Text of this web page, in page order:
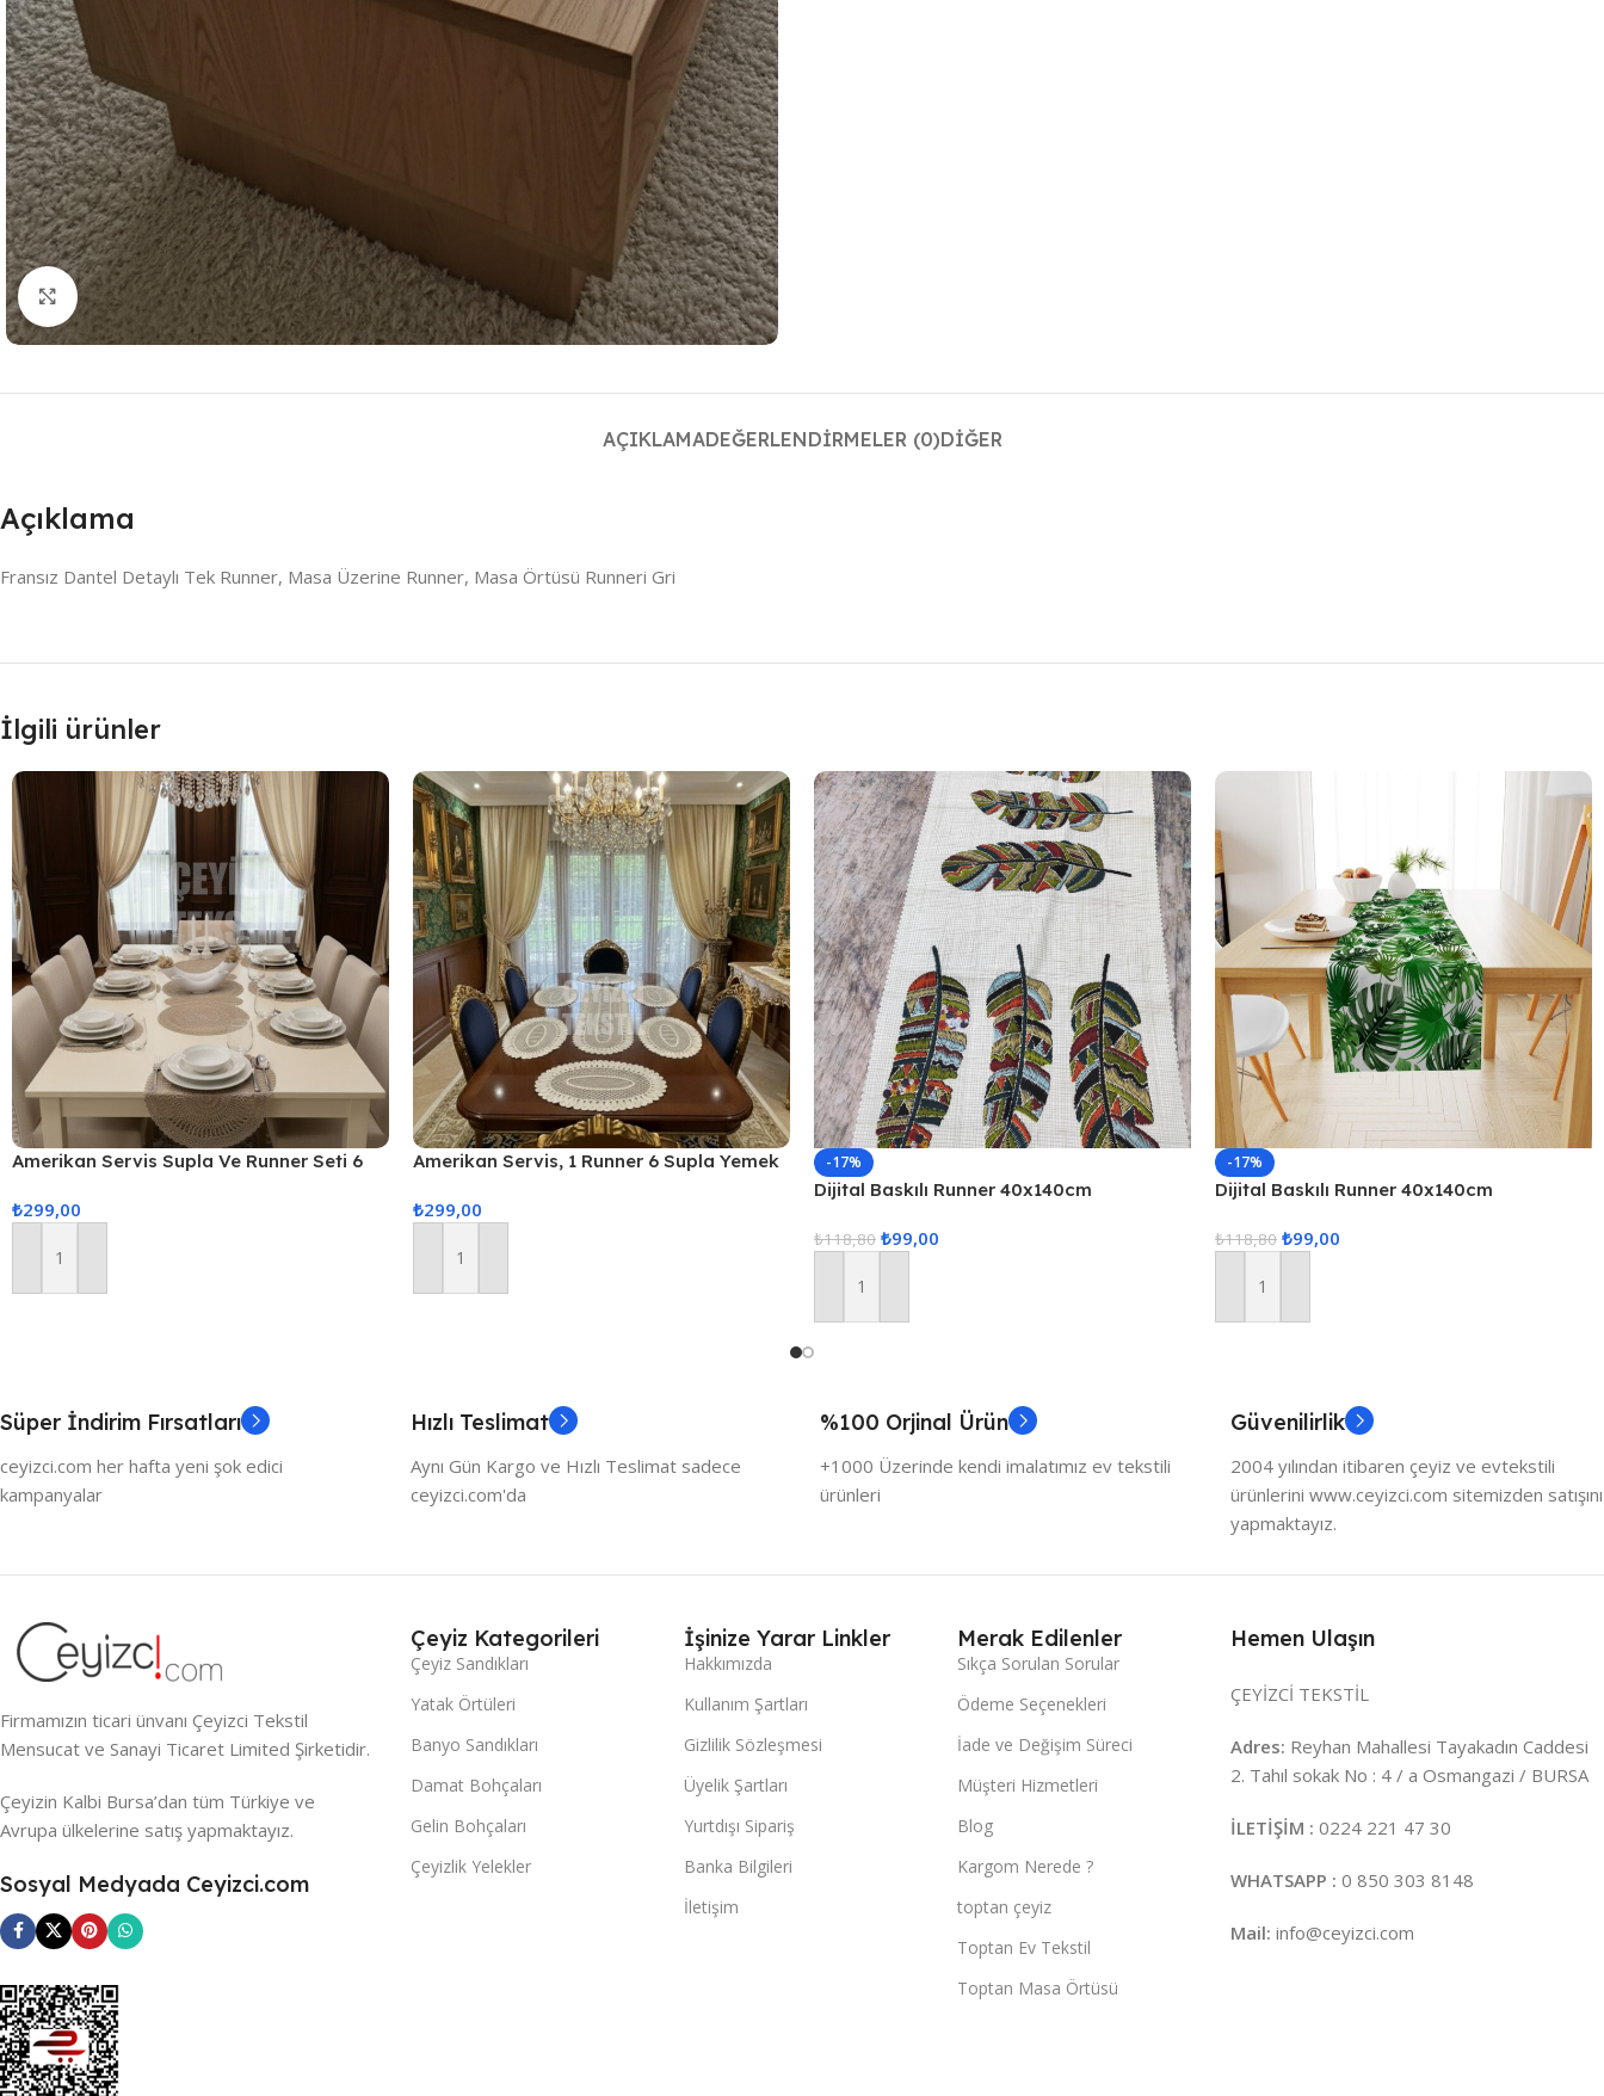
Resmi Büyüt
AÇIKLAMADEĞERLENDIRMELER (0)DIĞER
Açıklama
Fransız Dantel Detaylı Tek Runner, Masa Üzerine Runner, Masa Örtüsü Runneri Gri
İlgili ürünler
Amerikan Servis Supla Ve Runner Seti 6
₺299,00
Sepete Ekle
Amerikan Servis, 1 Runner 6 Supla Yemek
Sunum Seti
₺299,00
Sepete Ekle
-17%
Dijital Baskılı Runner 40x140cm
₺118,80 ₺99,00
Sepete Ekle
-17%
Dijital Baskılı Runner 40x140cm
₺118,80 ₺99,00
Sepete Ekle
Süper İndirim Fırsatları
ceyizci.com her hafta yeni şok edici
kampanyalar
Hızlı Teslimat
Aynı Gün Kargo ve Hızlı Teslimat sadece
ceyizci.com'da
%100 Orjinal Ürün
+1000 Üzerinde kendi imalatımız ev tekstili
ürünleri
Güvenilirlik
2004 yılından itibaren çeyiz ve evtekstili
ürünlerini www.ceyizci.com sitemizden satışını
yapmaktayız.
Firmamızın ticari ünvanı Çeyizci Tekstil
Mensucat ve Sanayi Ticaret Limited Şirketidir.
Çeyizin Kalbi Bursa’dan tüm Türkiye ve
Avrupa ülkelerine satış yapmaktayız.
Sosyal Medyada Ceyizci.com
Çeyiz Kategorileri
Çeyiz Sandıkları
Yatak Örtüleri
Banyo Sandıkları
Damat Bohçaları
Gelin Bohçaları
Çeyizlik Yelekler
İşinize Yarar Linkler
Hakkımızda
Kullanım Şartları
Gizlilik Sözleşmesi
Üyelik Şartları
Yurtdışı Sipariş
Banka Bilgileri
İletişim
Merak Edilenler
Sıkça Sorulan Sorular
Ödeme Seçenekleri
İade ve Değişim Süreci
Müşteri Hizmetleri
Blog
Kargom Nerede ?
toptan çeyiz
Toptan Ev Tekstil
Toptan Masa Örtüsü
Hemen Ulaşın
ÇEYİZCİ TEKSTİL
Adres: Reyhan Mahallesi Tayakadın Caddesi
2. Tahıl sokak No : 4 / a Osmangazi / BURSA
İLETİŞİM : 0224 221 47 30
WHATSAPP : 0 850 303 8148
Mail: info@ceyizci.com